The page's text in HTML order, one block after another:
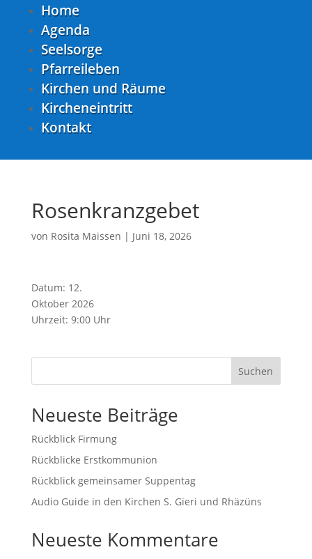
Home
Agenda
Seelsorge
Pfarreileben
Kirchen und Räume
Kircheneintritt
Kontakt
Rosenkranzgebet
von Rosita Maissen | Juni 18, 2026
Datum: 12.
Oktober 2026
Uhrzeit: 9:00 Uhr
Suchen
Neueste Beiträge
Rückblick Firmung
Rückblicke Erstkommunion
Rückblick gemeinsamer Suppentag
Audio Guide in den Kirchen S. Gieri und Rhäzüns
Neueste Kommentare